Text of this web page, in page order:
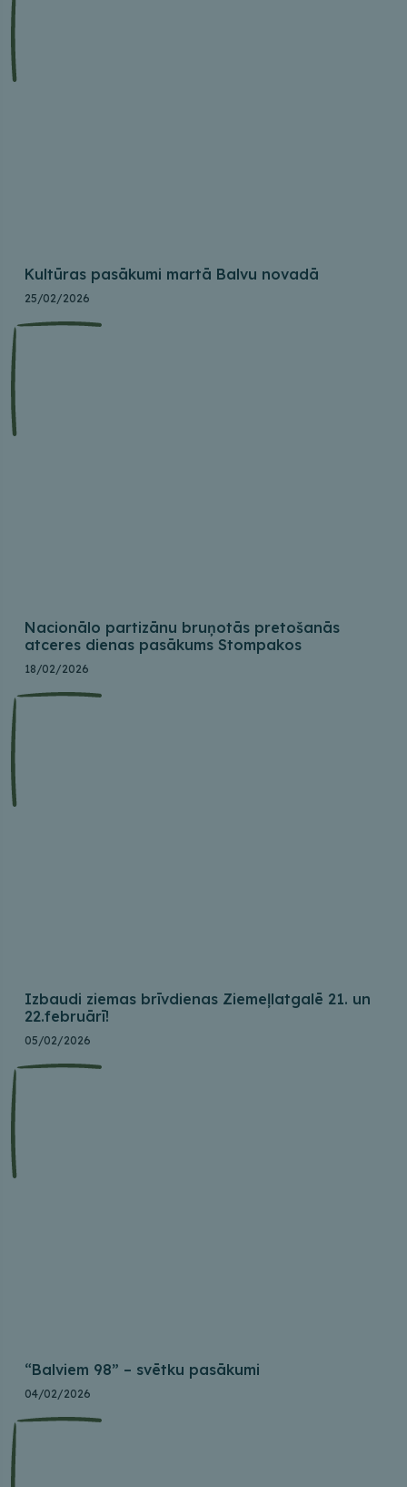
Kultūras pasākumi martā Balvu novadā
25/02/2026
Nacionālo partizānu bruņotās pretošanās
atceres dienas pasākums Stompakos
18/02/2026
Izbaudi ziemas brīvdienas Ziemeļlatgalē 21. un
22.februārī!
05/02/2026
“Balviem 98” – svētku pasākumi
04/02/2026